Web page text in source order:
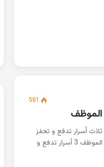
501
الموظف
أسرار تدفع و تحفز
الموظف ثلاث أسرار تدفع و تحفز الموظف 3 أسرار تدفع و